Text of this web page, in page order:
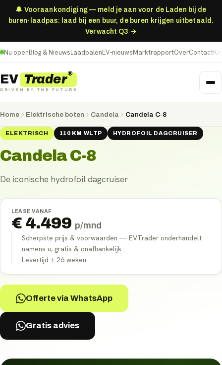
🔔 Vooraankondiging — meld je aan voor de Laden bij de
buren-laadpas: laad bij een buur, de buren krijgen uitbetaald.
Verwacht Q3 →
Nu openBlog & NieuwsLaadpalenEV-nieuwsMarktrapportOverContact
EV Trader®
DRIVEN BY THE FUTURE
Home Elektrische boten Candela Candela C-8
ELEKTRISCH 110 KM WLTP HYDROFOIL DAGCRUISER
Candela C-8
De iconische hydrofoil dagcruiser
LEASE VANAF
€ 4.499 p/mnd
Scherpste prijs & voorwaarden — EVTrader onderhandelt
namens u, gratis & onafhankelijk.
Levertijd ± 26 weken
Offerte via WhatsApp
Gratis advies